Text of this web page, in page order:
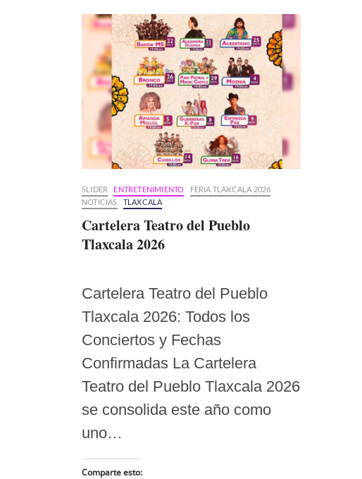
SLIDER ENTRETENIMIENTO
FERIA TLAXCALA 2026
NOTICIAS
TLAXCALA
Cartelera Teatro del Pueblo
Tlaxcala 2026
Cartelera Teatro del Pueblo
Tlaxcala 2026: Todos los
Conciertos y Fechas
Confirmadas La Cartelera
Teatro del Pueblo Tlaxcala 2026
se consolida este año como
uno…
Comparte esto: